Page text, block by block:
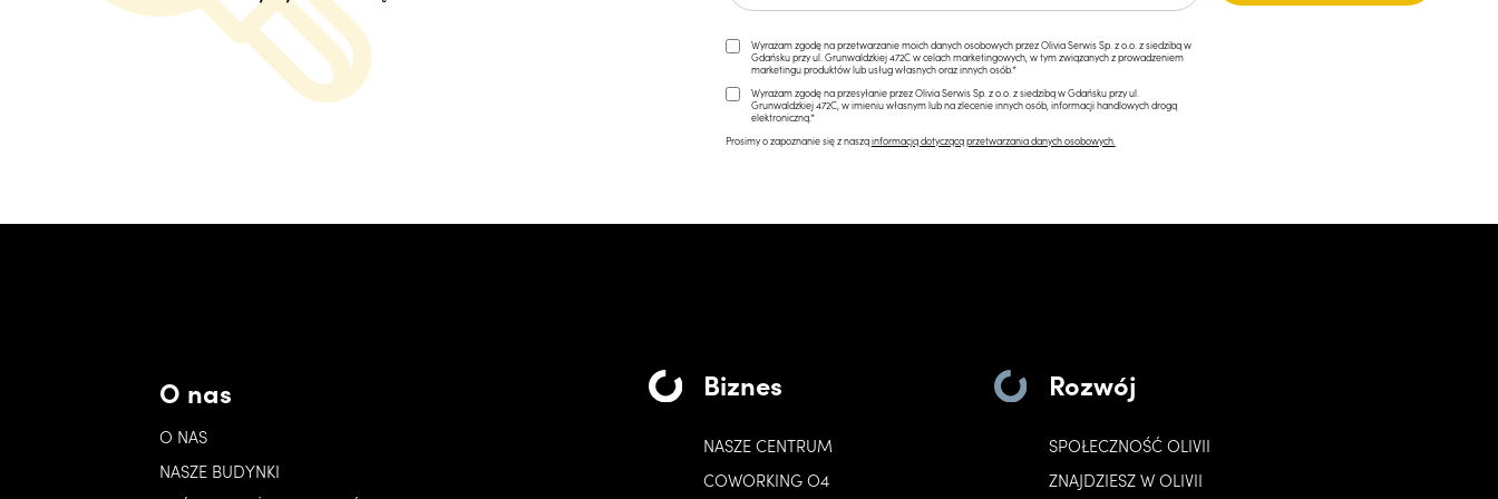
Wyrażam zgodę na przetwarzanie moich danych osobowych przez Olivia Serwis Sp. z o.o. z siedzibą w
Gdańsku przy ul. Grunwaldzkiej 472C w celach marketingowych, w tym związanych z prowadzeniem
marketingu produktów lub usług własnych oraz innych osób.*
Wyrażam zgodę na przesyłanie przez Olivia Serwis Sp. z o.o. z siedzibą w Gdańsku przy ul.
Grunwaldzkiej 472C, w imieniu własnym lub na zlecenie innych osób, informacji handlowych drogą
elektroniczną.*
Prosimy o zapoznanie się z nasząinformacją dotyczącą przetwarzania danych osobowych.
O nas
O NAS
NASZE BUDYNKI
Biznes
NASZE CENTRUM
COWORKING O4
Rozwój
SPOŁECZNOŚĆ OLIVII
ZNAJDZIESZ W OLIVII